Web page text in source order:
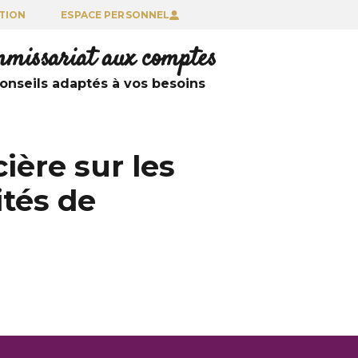
ESPACE PERSONNEL
aux comptes
adaptés à vos besoins
sur les
de